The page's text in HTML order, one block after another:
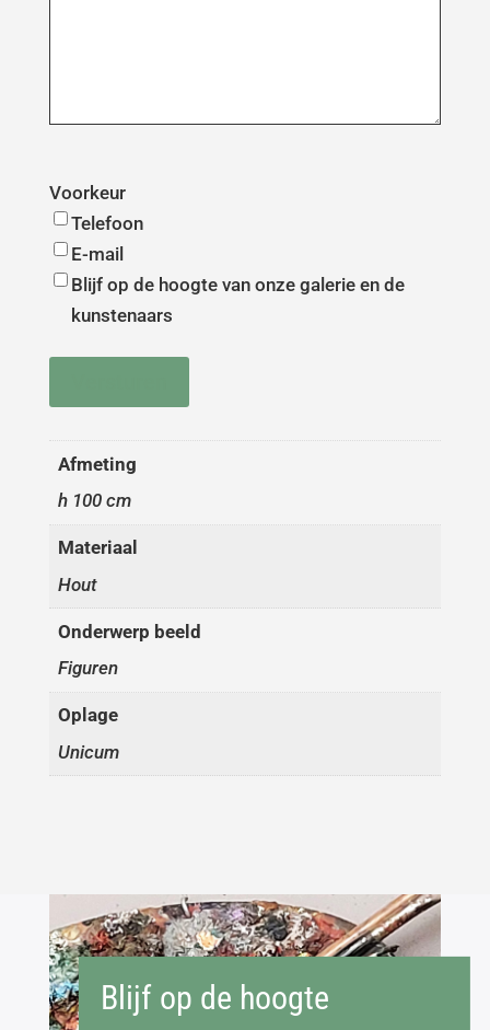
Voorkeur
Telefoon
E-mail
Blijf op de hoogte van onze galerie en de
kunstenaars
Afmeting
h 100 cm
Materiaal
Hout
Onderwerp beeld
Figuren
Oplage
Unicum
Blijf op de hoogte